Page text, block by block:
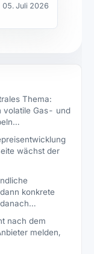
05. Juli 2026
Thema:
volatile Gas- und
wächst der
konkrete
danach…
nach dem
melden,